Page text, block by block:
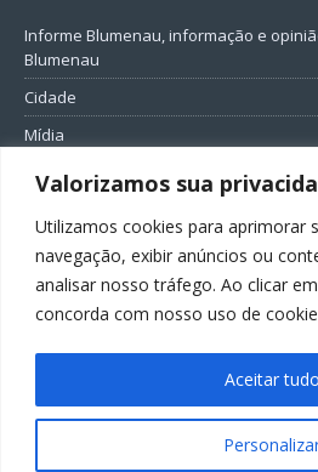
Valorizamos sua
Utilizamos cookies para aprimorar
navegação, exibir anúncios ou
analisar nosso tráfego. Ao clicar
concorda com nosso uso de
Aceitar tudo
Informe Blumenau, informação e
Blumenau
Cidade
Mídia
Entretenimento
Política
FIQUE CONECTADO